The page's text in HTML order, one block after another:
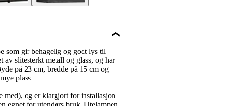
som gir behagelig og godt lys til
av slitesterkt metall og glass, og har
på 23 cm, bredde på 15 cm og
plass.
med), og er klargjort for installasjon
egnet for utendørs bruk. Utelampen